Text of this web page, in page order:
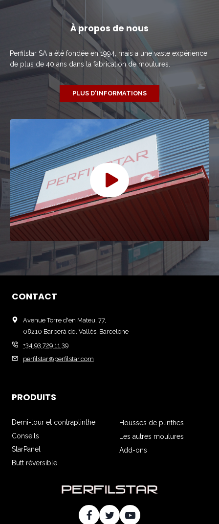
À propos de nous
Perfilstar SA a été fondée en 1994, mais a une vaste expérience
de plus de 40 ans dans la fabrication de moulures.
PLUS D'INFORMATIONS
CONTACT
Avenue Torre d'en Mateu, 77,
08210 Barberà del Vallès, Barcelone
+34 93 729 11 39
perfilstar@perfilstar.com
PRODUITS
Demi-tour et contraplinthe
Conseils
StarPanel
Butt réversible
Housses de plinthes
Les autres moulures
Add-ons